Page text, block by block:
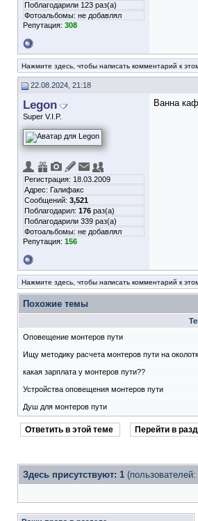
Поблагодарили 123 раз(а)
Фотоальбомы: не добавлял
Репутация: 308
Нажмите здесь, чтобы написать комментарий к
22.08.2024, 21:18
Legon
Super V.I.P.
Регистрация: 18.03.2009
Адрес: Галифакс
Сообщений: 3,521
Поблагодарил: 176 раз(а)
Поблагодарили 339 раз(а)
Фотоальбомы: не добавлял
Репутация: 156
Ванна
Нажмите здесь, чтобы написать комментарий к
Похожие темы
Оповещение монтеров пути
Ищу методику расчета монтеров пути на
какая зарплата у монтеров пути??
Устройства оповещения монтеров пути
Душ для монтеров пути
Ответить в этой теме Перейти в
Здесь присутствуют: 1